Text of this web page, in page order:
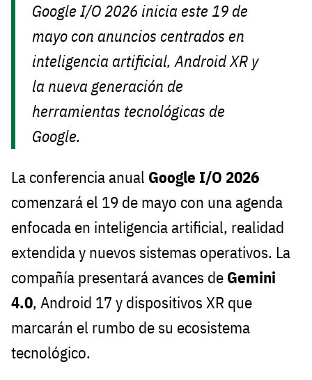
Google I/O 2026 inicia este 19 de
mayo con anuncios centrados en
inteligencia artificial, Android XR y
la nueva generación de
herramientas tecnológicas de
Google.
La conferencia anual Google I/O 2026
comenzará el 19 de mayo con una agenda
enfocada en inteligencia artificial, realidad
extendida y nuevos sistemas operativos. La
compañía presentará avances de Gemini
4.0, Android 17 y dispositivos XR que
marcarán el rumbo de su ecosistema
tecnológico.